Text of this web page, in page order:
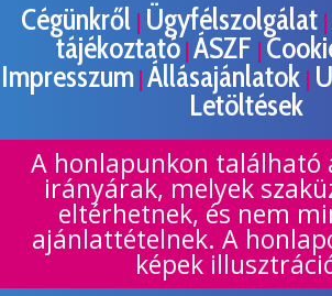
Cégünkről | Ügyfélszolgálat |
tájékoztató | ÁSZF |
Impresszum| Állásajánlatok |
Letöltések
A honlapunkon
irányárak, melyek
eltérhetnek, és nem
ajánlattételnek. A
képek